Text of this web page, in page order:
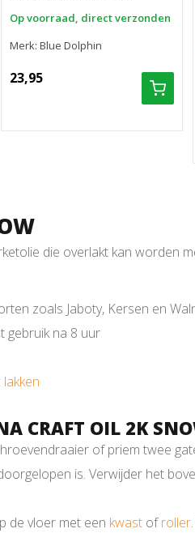
Op voorraad, direct verzonden
Merk: Blue Dolphin
23,95
die overlakt kan worden
zoals Jaboty, Kersen en
gebruik na 8 uur
CRAFT OIL 2K
of priem twee
is. Verwijder het
de vloer met een kwast ofroller